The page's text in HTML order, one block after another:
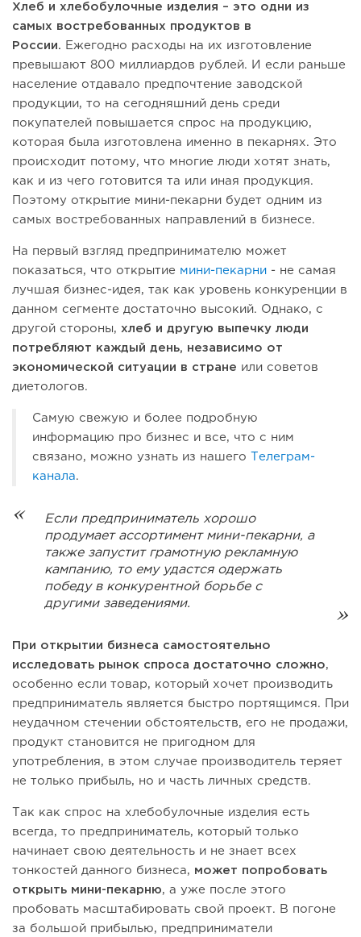
Хлеб и хлебобулочные изделия – это одни из
самых востребованных продуктов в
России. Ежегодно расходы на их изготовление
превышают 800 миллиардов рублей. И если раньше
население отдавало предпочтение заводской
продукции, то на сегодняшний день среди
покупателей повышается спрос на продукцию,
которая была изготовлена именно в пекарнях. Это
происходит потому, что многие люди хотят знать,
как и из чего готовится та или иная продукция.
Поэтому открытие мини-пекарни будет одним из
самых востребованных направлений в бизнесе.
На первый взгляд предпринимателю может
показаться, что открытие мини-пекарни - не самая
лучшая бизнес-идея, так как уровень конкуренции в
данном сегменте достаточно высокий. Однако, с
другой стороны, хлеб и другую выпечку люди
потребляют каждый день, независимо от
экономической ситуации в стране или советов
диетологов.
Самую свежую и более подробную
информацию про бизнес и все, что с ним
связано, можно узнать из нашего
Телеграм-
канала.
Если предприниматель хорошо
продумает ассортимент мини-пекарни, а
также запустит грамотную рекламную
кампанию, то ему удастся одержать
победу в конкурентной борьбе с
другими заведениями.
При открытии бизнеса самостоятельно
исследовать рынок спроса достаточно сложно,
особенно если товар, который хочет производить
предприниматель является быстро портящимся. При
неудачном стечении обстоятельств, его не продажи,
продукт становится не пригодном для
употребления, в этом случае производитель теряет
не только прибыль, но и часть личных средств.
Так как спрос на хлебобулочные изделия есть
всегда, то предприниматель, который только
начинает свою деятельность и не знает всех
тонкостей данного бизнеса, может попробовать
открыть мини-пекарню, а уже после этого
пробовать масштабировать свой проект. В погоне
за большой прибылью, предприниматели